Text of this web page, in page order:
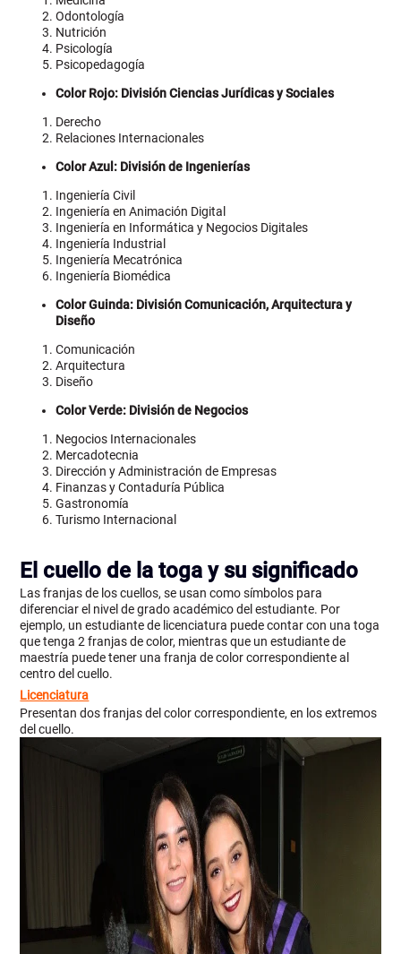
Odontología
Nutrición
Psicología
Psicopedagogía
Color Rojo: División Ciencias Jurídicas y Sociales
Derecho
Relaciones Internacionales
Color Azul: División de Ingenierías
Ingeniería Civil
Ingeniería en Animación Digital
Ingeniería en Informática y Negocios Digitales
Ingeniería Industrial
Ingeniería Mecatrónica
Ingeniería Biomédica
Color Guinda: División Comunicación, Arquitectura y
Diseño
Comunicación
Arquitectura
Diseño
Color Verde: División de Negocios
Negocios Internacionales
Mercadotecnia
Dirección y Administración de Empresas
Finanzas y Contaduría Pública
Gastronomía
Turismo Internacional
El cuello de la toga y su significado
Las franjas de los cuellos, se usan como símbolos para
diferenciar el nivel de grado académico del estudiante. Por
ejemplo, un estudiante de licenciatura puede contar con una toga
que tenga 2 franjas de color, mientras que un estudiante de
maestría puede tener una franja de color correspondiente al
centro del cuello.
Licenciatura
Presentan dos franjas del color correspondiente, en los extremos
del cuello.